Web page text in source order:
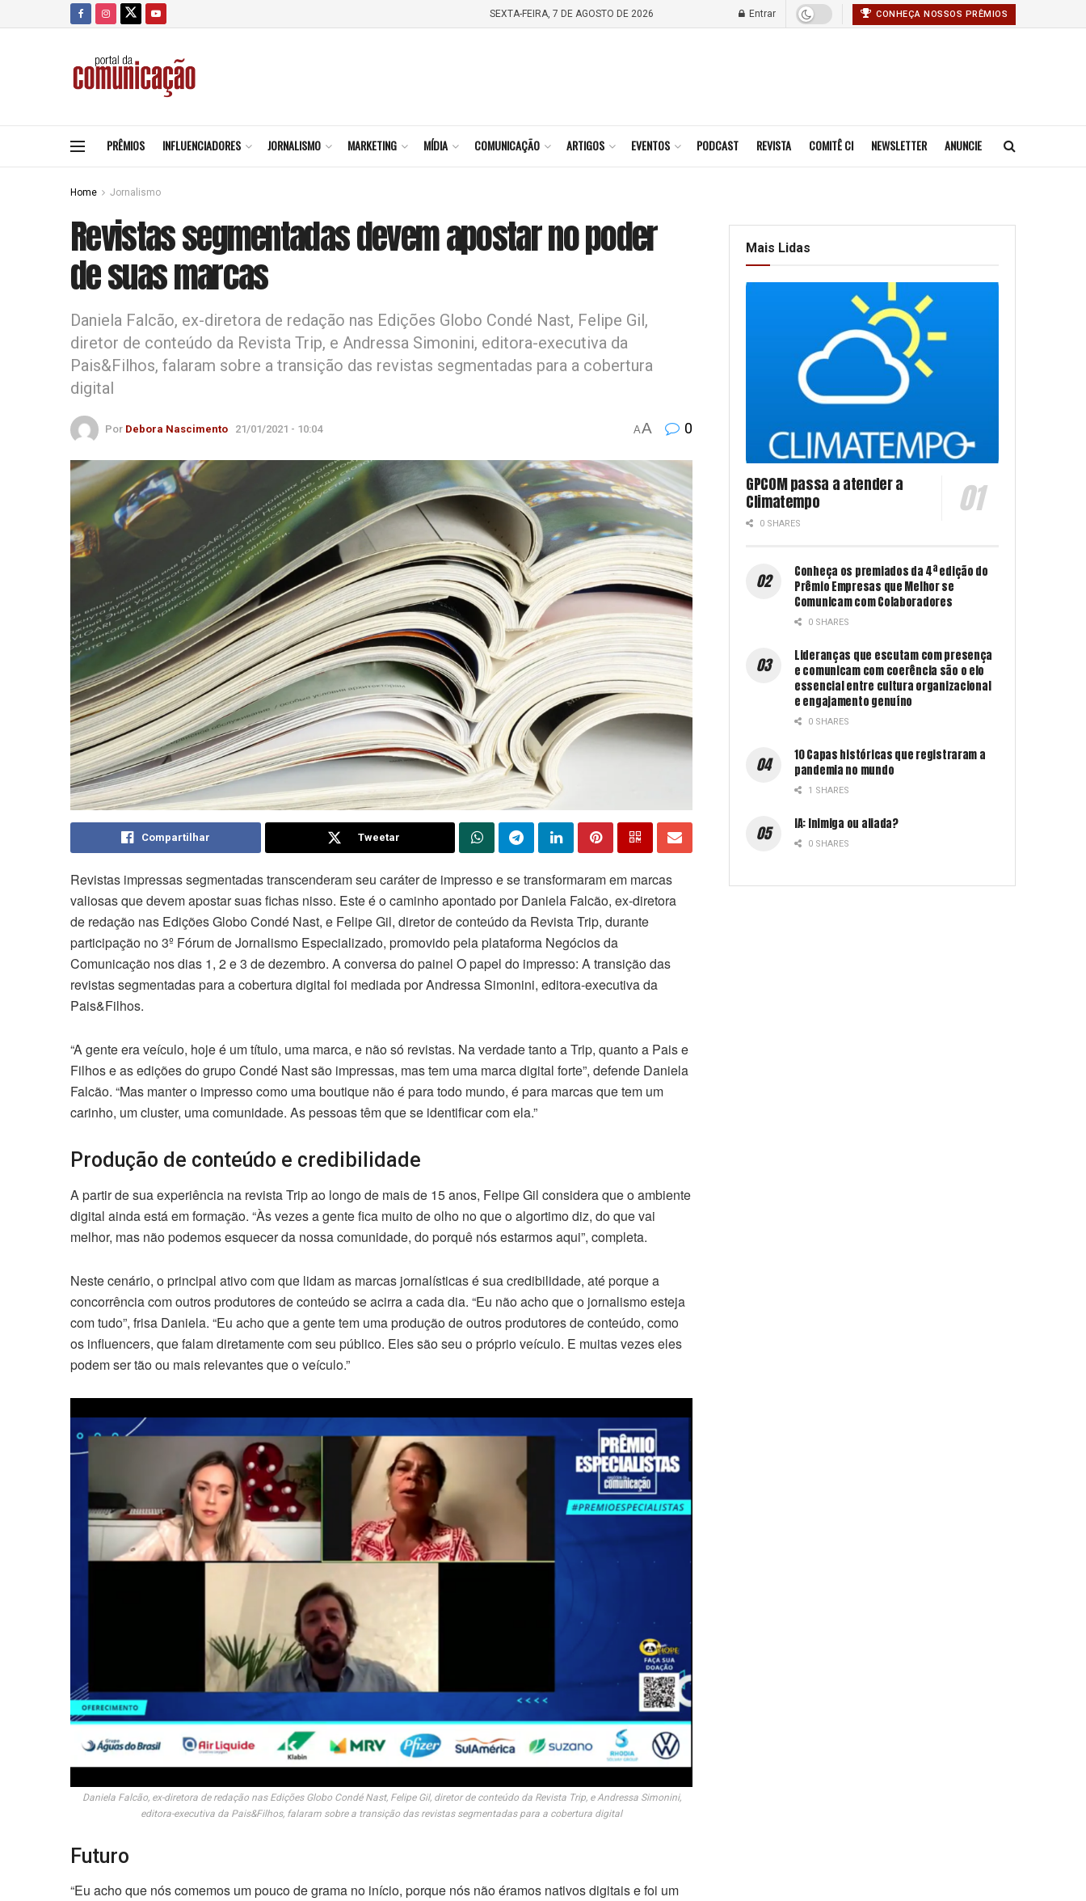
SEXTA-FEIRA, 7 DE AGOSTO DE 2026 Entrar CONHEÇA NOSSOS PRÊMIOS
PRÊMIOS INFLUENCIADORES JORNALISMO MARKETING MÍDIA COMUNICAÇÃO ARTIGOS EVENTOS PODCAST REVISTA COMITÊ CI NEWSLETTER ANUNCIE
Home Jornalismo
Revistas segmentadas devem apostar no poder
de suas marcas
Daniela Falcão, ex-diretora de redação nas Edições Globo Condé Nast, Felipe Gil,
diretor de conteúdo da Revista Trip, e Andressa Simonini, editora-executiva da
Pais&Filhos, falaram sobre a transição das revistas segmentadas para a cobertura
digital
Por Debora Nascimento 21/01/2021 - 10:04 AA 0
Compartilhar Tweetar
Revistas impressas segmentadas transcenderam seu caráter de impresso e se transformaram em marcas
valiosas que devem apostar suas fichas nisso. Este é o caminho apontado por Daniela Falcão, ex-diretora
de redação nas Edições Globo Condé Nast, e Felipe Gil, diretor de conteúdo da Revista Trip, durante
participação no 3º Fórum de Jornalismo Especializado, promovido pela plataforma Negócios da
Comunicação nos dias 1, 2 e 3 de dezembro. A conversa do painel O papel do impresso: A transição das
revistas segmentadas para a cobertura digital foi mediada por Andressa Simonini, editora-executiva da
Pais&Filhos.
“A gente era veículo, hoje é um título, uma marca, e não só revistas. Na verdade tanto a Trip, quanto a Pais e
Filhos e as edições do grupo Condé Nast são impressas, mas tem uma marca digital forte”, defende Daniela
Falcão. “Mas manter o impresso como uma boutique não é para todo mundo, é para marcas que tem um
carinho, um cluster, uma comunidade. As pessoas têm que se identificar com ela.”
Produção de conteúdo e credibilidade
A partir de sua experiência na revista Trip ao longo de mais de 15 anos, Felipe Gil considera que o ambiente
digital ainda está em formação. “Às vezes a gente fica muito de olho no que o algortimo diz, do que vai
melhor, mas não podemos esquecer da nossa comunidade, do porquê nós estarmos aqui”, completa.
Neste cenário, o principal ativo com que lidam as marcas jornalísticas é sua credibilidade, até porque a
concorrência com outros produtores de conteúdo se acirra a cada dia. “Eu não acho que o jornalismo esteja
com tudo”, frisa Daniela. “Eu acho que a gente tem uma produção de outros produtores de conteúdo, como
os influencers, que falam diretamente com seu público. Eles são seu o próprio veículo. E muitas vezes eles
podem ser tão ou mais relevantes que o veículo.”
Daniela Falcão, ex-diretora de redação nas Edições Globo Condé Nast, Felipe Gil, diretor de conteúdo da Revista Trip, e Andressa Simonini,
editora-executiva da Pais&Filhos, falaram sobre a transição das revistas segmentadas para a cobertura digital
Futuro
“Eu acho que nós comemos um pouco de grama no início, porque nós não éramos nativos digitais e foi um
Mais Lidas
GPCOM passa a atender a
Climatempo
0 SHARES
Conheça os premiados da 4ª edição do
Prêmio Empresas que Melhor se
Comunicam com Colaboradores
0 SHARES
Lideranças que escutam com presença
e comunicam com coerência são o elo
essencial entre cultura organizacional
e engajamento genuíno
0 SHARES
10 Capas históricas que registraram a
pandemia no mundo
1 SHARES
IA: Inimiga ou aliada?
0 SHARES